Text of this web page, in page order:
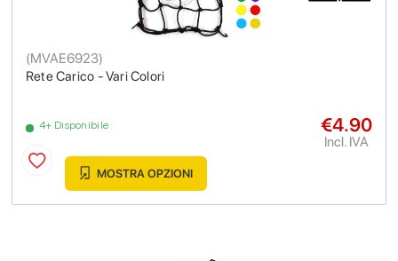
Rete Carico - Vari Colori
(MVAE6923)
4+ Disponibile €4.90
Incl. IVA
MOSTRA OPZIONI